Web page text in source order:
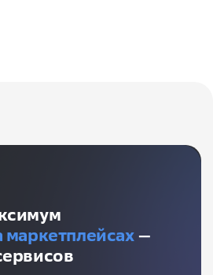
маркетплейсах—